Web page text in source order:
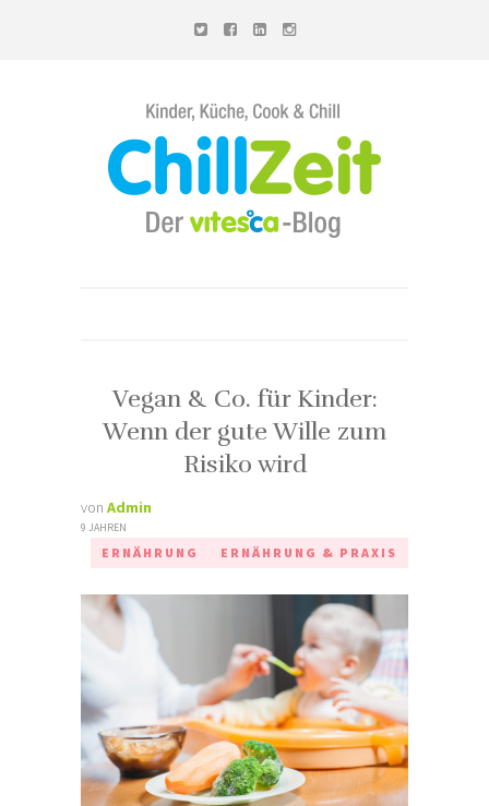
Chillzeit
Der
vitesca-
Blog
Vegan & Co. für Kinder:
Wenn der gute Wille zum
Risiko wird
von Admin
9 JAHREN
ERNÄHRUNG ERNÄHRUNG & PRAXIS